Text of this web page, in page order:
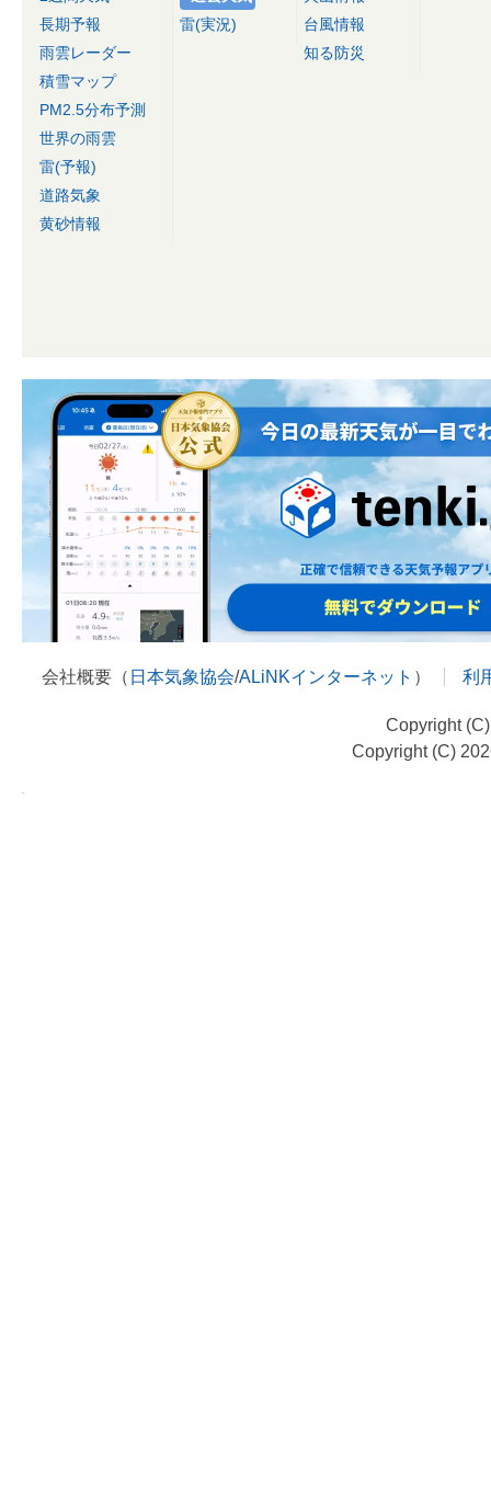
長期予報
雨雲レーダー
積雪マップ
PM2.5分布予測
世界の雨雲
雷(予報)
道路気象
黄砂情報
雷(実況)
台風情報
知る防災
会社概要（ 日本気象協会/ALiNKインターネット ） 利
Copyright
Copyright (C)